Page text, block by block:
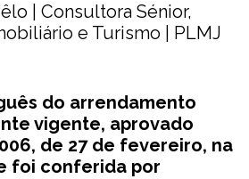
| Consultora Sénior,
e Turismo | PLMJ
do arrendamento
vigente, aprovado
de 27 de fevereiro, na
foi conferida por